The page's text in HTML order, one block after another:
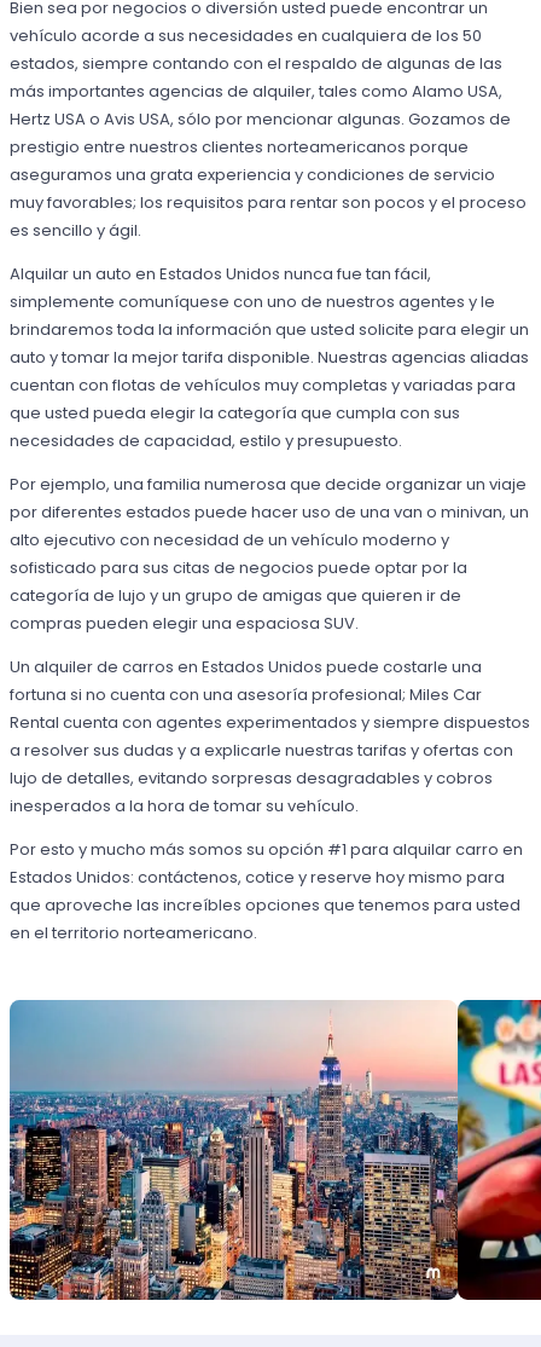
Bien sea por negocios o diversión usted puede encontrar un
vehículo acorde a sus necesidades en cualquiera de los 50
estados, siempre contando con el respaldo de algunas de las
más importantes agencias de alquiler, tales como Alamo USA,
Hertz USA o Avis USA, sólo por mencionar algunas. Gozamos de
prestigio entre nuestros clientes norteamericanos porque
aseguramos una grata experiencia y condiciones de servicio
muy favorables; los requisitos para rentar son pocos y el proceso
es sencillo y ágil.
Alquilar un auto en Estados Unidos nunca fue tan fácil,
simplemente comuníquese con uno de nuestros agentes y le
brindaremos toda la información que usted solicite para elegir un
auto y tomar la mejor tarifa disponible. Nuestras agencias aliadas
cuentan con flotas de vehículos muy completas y variadas para
que usted pueda elegir la categoría que cumpla con sus
necesidades de capacidad, estilo y presupuesto.
Por ejemplo, una familia numerosa que decide organizar un viaje
por diferentes estados puede hacer uso de una van o minivan, un
alto ejecutivo con necesidad de un vehículo moderno y
sofisticado para sus citas de negocios puede optar por la
categoría de lujo y un grupo de amigas que quieren ir de
compras pueden elegir una espaciosa SUV.
Un alquiler de carros en Estados Unidos puede costarle una
fortuna si no cuenta con una asesoría profesional; Miles Car
Rental cuenta con agentes experimentados y siempre dispuestos
a resolver sus dudas y a explicarle nuestras tarifas y ofertas con
lujo de detalles, evitando sorpresas desagradables y cobros
inesperados a la hora de tomar su vehículo.
Por esto y mucho más somos su opción #1 para alquilar carro en
Estados Unidos: contáctenos, cotice y reserve hoy mismo para
que aproveche las increíbles opciones que tenemos para usted
en el territorio norteamericano.